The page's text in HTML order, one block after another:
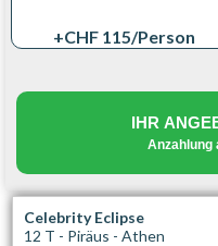
+CHF 115/Person
IHR
Anzahlung
Celebrity Eclipse
12 T - Piräus - Athen